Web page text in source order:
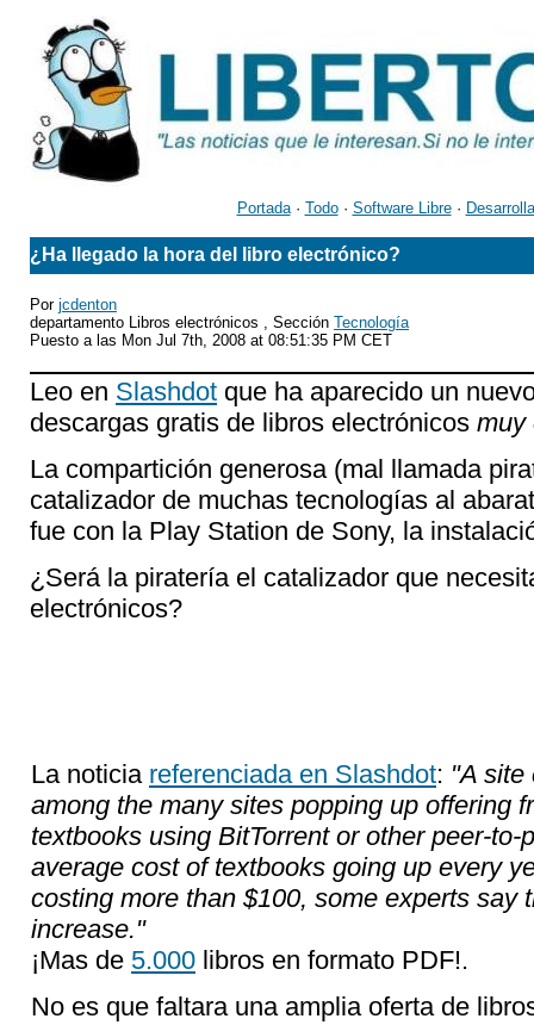
Portada· Todo· Software Libre·
¿Ha llegado la hora del libro electrónico?
Por jcdenton
departamento Libros electrónicos , Sección Tecnología
Puesto a las Mon Jul 7th, 2008 at 08:51:35 PM CET
Leo en Slashdot que ha aparecido un
descargas gratis de libros electrónicos muy
La compartición generosa (mal llamada
catalizador de muchas tecnologías al
fue con la Play Station de Sony, la
¿Será la piratería el catalizador que
electrónicos?
La noticia referenciada en Slashdot: "A
among the many sites popping up offering
textbooks using BitTorrent or other peer-
average cost of textbooks going up every
costing more than $100, some experts say
increase."
¡Mas de 5.000 libros en formato PDF!.
No es que faltara una amplia oferta de